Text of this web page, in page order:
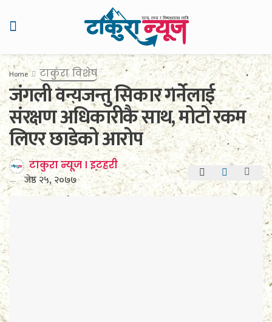
Home टाकुरा विशेष
जंगली वन्यजन्तु सिकार गर्नेलाई
संरक्षण अधिकारीकै साथ, मोटो रकम
लिएर छाडेको आरोप
टाकुरा न्यूज । इटहरी
जेष्ठ २५, २०७७